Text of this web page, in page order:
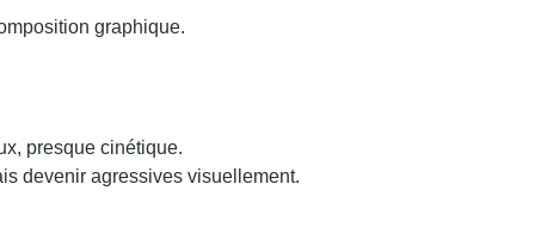
graphique.
presque cinétique.
devenir agressives visuellement.